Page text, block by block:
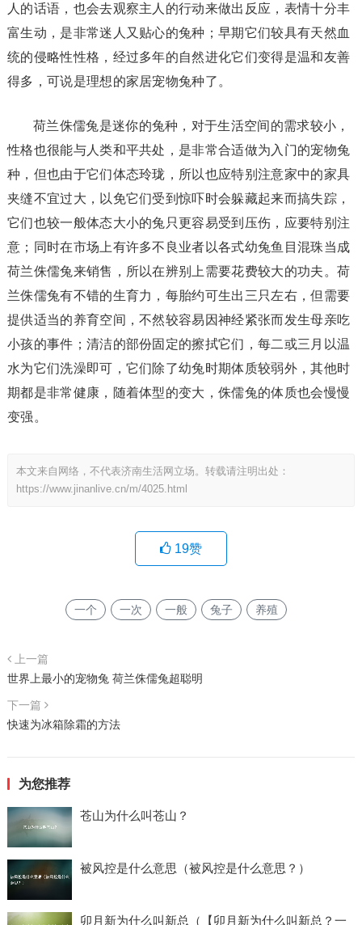
人的话语，也会去观察主人的行动来做出反应，表情十分丰
富生动，是非常迷人又贴心的兔种；早期它们较具有天然血
统的侵略性性格，经过多年的自然进化它们变得是温和友善
得多，可说是理想的家居宠物兔种了。
荷兰侏儒兔是迷你的兔种，对于生活空间的需求较小，
性格也很能与人类和平共处，是非常合适做为入门的宠物兔
种，但也由于它们体态玲珑，所以也应特别注意家中的家具
夹缝不宜过大，以免它们受到惊吓时会躲藏起来而搞失踪，
它们也较一般体态大小的兔只更容易受到压伤，应要特别注
意；同时在市场上有许多不良业者以各式幼兔鱼目混珠当成
荷兰侏儒兔来销售，所以在辨别上需要花费较大的功夫。荷
兰侏儒兔有不错的生育力，每胎约可生出三只左右，但需要
提供适当的养育空间，不然较容易因神经紧张而发生母亲吃
小孩的事件；清洁的部份固定的擦拭它们，每二或三月以温
水为它们洗澡即可，它们除了幼兔时期体质较弱外，其他时
期都是非常健康，随着体型的变大，侏儒兔的体质也会慢慢
变强。
本文来自网络，不代表济南生活网立场。转载请注明出处：
https://www.jinanlive.cn/m/4025.html
19赞
一个 一次 一般 兔子 养殖
上一篇
世界上最小的宠物兔 荷兰侏儒兔超聪明
下一篇
快速为冰箱除霜的方法
为您推荐
苍山为什么叫苍山？
被风控是什么意思（被风控是什么意思？）
卯月新为什么叫新总（【卯月新为什么叫新总？一